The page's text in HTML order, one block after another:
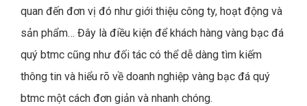
quan đến đơn vị đó như giới thiệu công ty, hoạt động và
sản phẩm… Đây là điều kiện để khách hàng vàng bạc đá
quý btmc cũng như đối tác có thể dễ dàng tìm kiếm
thông tin và hiểu rõ về doanh nghiệp vàng bạc đá quý
btmc một cách đơn giản và nhanh chóng.